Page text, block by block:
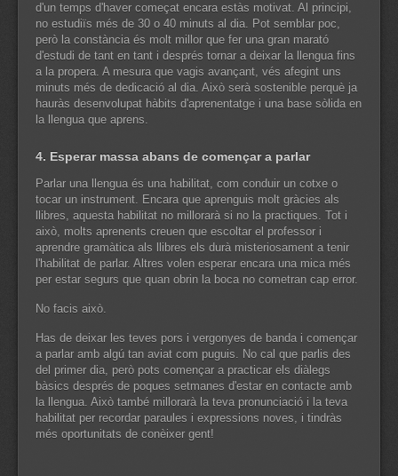
d'un temps d'haver começat encara estàs motivat. Al principi,
no estudiïs més de 30 o 40 minuts al dia. Pot semblar poc,
però la constància és molt millor que fer una gran marató
d'estudi de tant en tant i després tornar a deixar la llengua fins
a la propera. A mesura que vagis avançant, vés afegint uns
minuts més de dedicació al dia. Això serà sostenible perquè ja
hauràs desenvolupat hàbits d'aprenentatge i una base sòlida en
la llengua que aprens.
4. Esperar massa abans de començar a parlar
Parlar una llengua és una habilitat, com conduir un cotxe o
tocar un instrument. Encara que aprenguis molt gràcies als
llibres, aquesta habilitat no millorarà si no la practiques. Tot i
això, molts aprenents creuen que escoltar el professor i
aprendre gramàtica als llibres els durà misteriosament a tenir
l'habilitat de parlar. Altres volen esperar encara una mica més
per estar segurs que quan obrin la boca no cometran cap error.
No facis això.
Has de deixar les teves pors i vergonyes de banda i començar
a parlar amb algú tan aviat com puguis. No cal que parlis des
del primer dia, però pots començar a practicar els diàlegs
bàsics després de poques setmanes d'estar en contacte amb
la llengua. Això també millorarà la teva pronunciació i la teva
habilitat per recordar paraules i expressions noves, i tindràs
més oportunitats de conèixer gent!